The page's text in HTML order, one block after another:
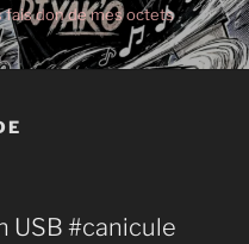
fais don de mes octets
USB #canicule